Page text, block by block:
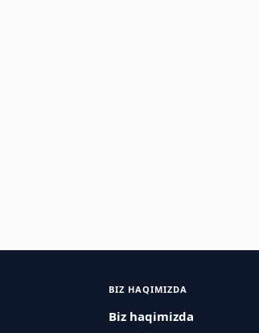
BIZ HAQIMIZDA
Biz haqimizda